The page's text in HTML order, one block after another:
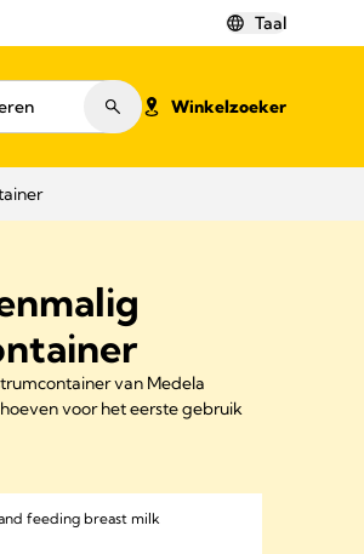
Taal
Winkelzoeker
van Medela
voor het eerste gebruik
feeding breast milk